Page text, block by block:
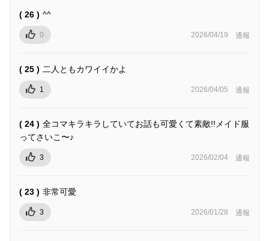
( 26 ) ^^
0 2026/04/19 通報
( 25 ) 二人ともカワイイかよ
1 2026/04/05 通報
( 24 ) 全コマキラキラしていてお話も可愛くて素敵!!メイド服
ってさいこ〜♪
3 2026/02/04 通報
( 23 ) 非常可愛
3 2026/01/28 通報